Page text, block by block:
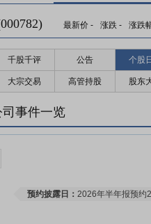
最新价 - 涨跌 - 涨跌
千股千评 公告 个股
大宗交易 高管持股 股东
事件一览
限售解禁日：
预约披露日： 2026年半年报预约